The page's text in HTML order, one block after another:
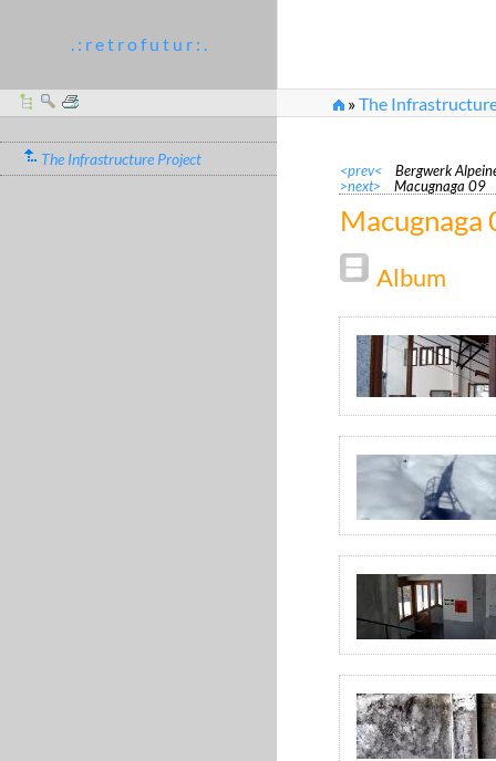
. : r e t r o f u t u r : .
»The
The Infrastructure Project
<prev< Bergwerk
>next> Macugnaga 09
Macugnaga
Album